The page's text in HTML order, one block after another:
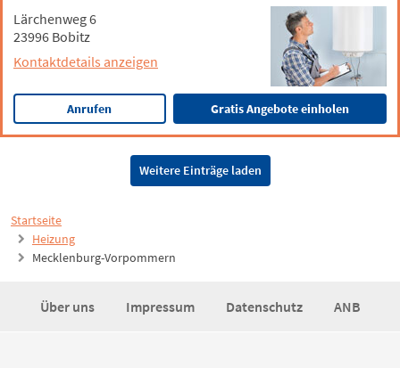
Startseite
Heizung
Mecklenburg-Vorpommern
Lärchenweg 6
23996 Bobitz
Kontaktdetails anzeigen
Anrufen Gratis Angebote einholen
Weitere Einträge laden
Über uns Impressum Datenschutz ANB